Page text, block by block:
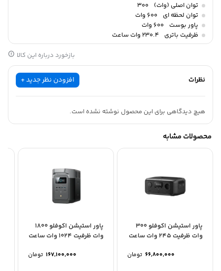
توان اصلی (وات)
300
توان لحظه ای
600 وات
پاور بوست
600 وات
ظرفیت باتری 230.4 وات ساعت
بازخورد درباره این کالا
نظرات افزودن نظر جدید +
هیچ دیدگاهی برای این محصول نوشته نشده است.
محصولات مشابه
پاور استیشن اکوفلو 300
وات ظرفیت 245 وات ساعت
66,800,000 تومان
پاور استیشن اکوفلو 1800
وات ظرفیت 1024 وات ساعت
167,100,000 تومان